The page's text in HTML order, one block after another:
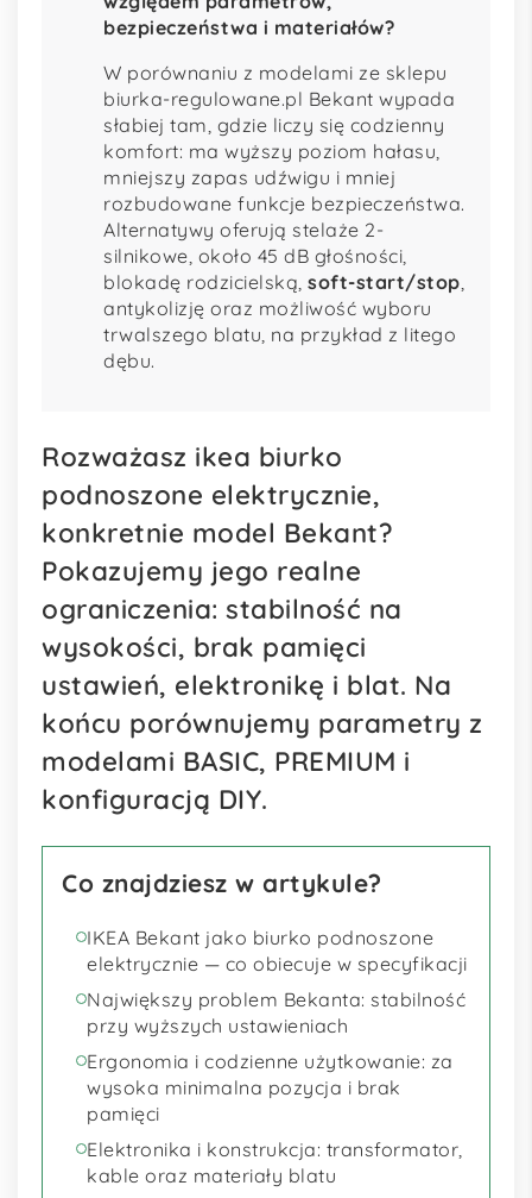
bezpieczeństwa i materiałów?
W porównaniu z modelami ze sklepu
biurka-regulowane.pl Bekant wypada
słabiej tam, gdzie liczy się codzienny
komfort: ma wyższy poziom hałasu,
mniejszy zapas udźwigu i mniej
rozbudowane funkcje bezpieczeństwa.
Alternatywy oferują stelaże 2-
silnikowe, około 45 dB głośności,
blokadę rodzicielską, soft-start/stop
antykolizję oraz możliwość wyboru
trwalszego blatu, na przykład z litego
dębu.
Rozważasz ikea biurko
podnoszone elektrycznie,
konkretnie model Bekant?
Pokazujemy jego realne
ograniczenia: stabilność na
wysokości, brak pamięci
ustawień, elektronikę i blat. Na
końcu porównujemy parametry z
modelami BASIC, PREMIUM i
konfiguracją DIY.
Co znajdziesz w artykule?
IKEA Bekant jako biurko podnoszone
elektrycznie — co obiecuje w specyfikacji
Największy problem Bekanta: stabilność
przy wyższych ustawieniach
Ergonomia i codzienne użytkowanie: za
wysoka minimalna pozycja i brak
pamięci
Elektronika i konstrukcja: transformator,
kable oraz materiały blatu